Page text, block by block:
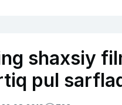
shaxsiy
pul